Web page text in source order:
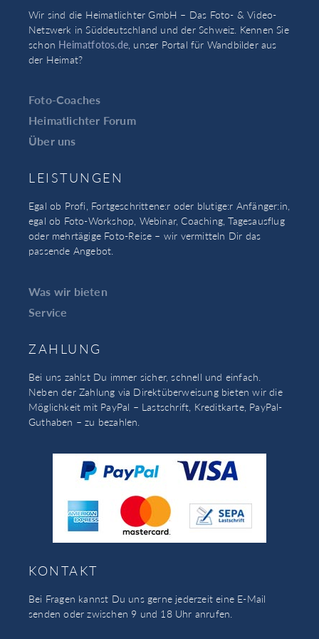
Wir sind die Heimatlichter GmbH – Das Foto- & Video-
Netzwerk in Süddeutschland und der Schweiz. Kennen Sie
schon Heimatfotos.de, unser Portal für Wandbilder aus
der Heimat?
Foto-Coaches
Heimatlichter Forum
Über uns
LEISTUNGEN
Egal ob Profi, Fortgeschrittene:r oder blutige:r Anfänger:in,
egal ob Foto-Workshop, Webinar, Coaching, Tagesausflug
oder mehrtägige Foto-Reise – wir vermitteln Dir das
passende Angebot.
Was wir bieten
Service
ZAHLUNG
Bei uns zahlst Du immer sicher, schnell und einfach.
Neben der Zahlung via Direktüberweisung bieten wir die
Möglichkeit mit PayPal – Lastschrift, Kreditkarte, PayPal-
Guthaben – zu bezahlen.
KONTAKT
Bei Fragen kannst Du uns gerne jederzeit eine E-Mail
senden oder zwischen 9 und 18 Uhr anrufen.